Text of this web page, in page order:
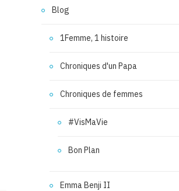
Blog
1Femme, 1 histoire
Chroniques d'un Papa
Chroniques de femmes
#VisMaVie
Bon Plan
Emma Benji II